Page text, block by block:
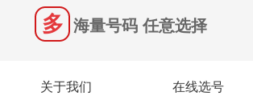
海量号码 任意选择
关于我们 在线选号